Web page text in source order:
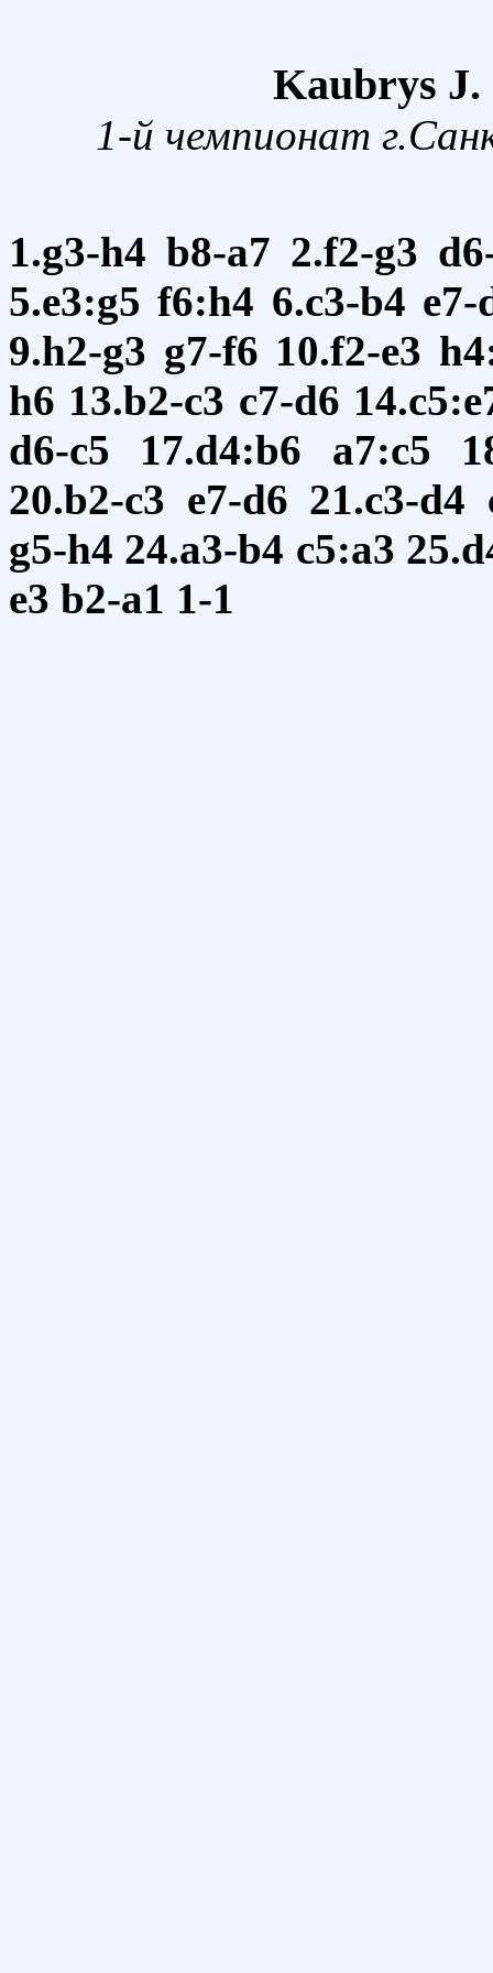
Kaubrys
1-й чемпионат
1.g3-h4 b8-a7 2.f2-g3
5.e3:g5 f6:h4 6.c3-b4 e7-
9.h2-g3 g7-f6 10.f2-e3
h6 13.b2-c3 c7-d6
d6-c5
17.d4:b6 a7:c5
20.b2-c3 e7-d6 21.c3-d4
g5-h4 24.a3-b4 c5:a3
e3 b2-a1 1-1